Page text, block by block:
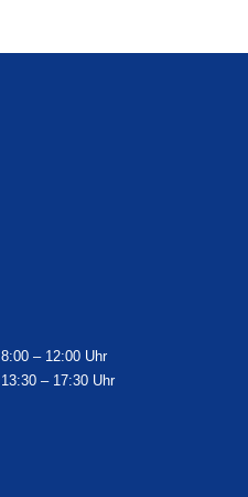
8:00 – 12:00 Uhr
13:30 – 17:30 Uhr